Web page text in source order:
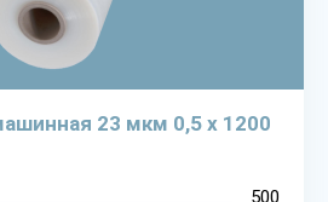
23 мкм 0,5 х 1200
500